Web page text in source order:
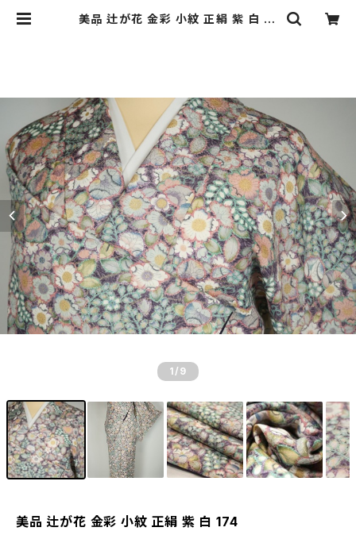
美品 辻が花 金彩 小紋 正絹 紫 白 17
1 /9
美品 辻が花 金彩 小紋 正絹 紫 白 174